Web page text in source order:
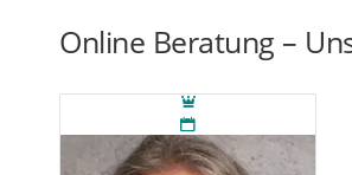
Online Beratung –